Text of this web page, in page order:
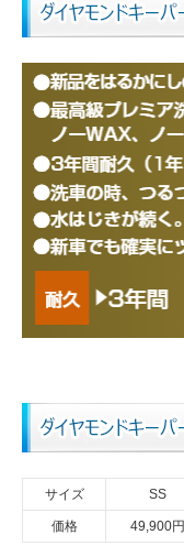
サイズ SS
価格 49,900円